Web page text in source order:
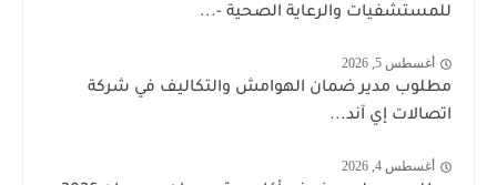
للمستشفيات والرعاية الصحية -...
أغسطس 5, 2026
مطلوب مدير ضمان الهوامش والتكاليف في شركة
اتصالات إي آند...
أغسطس 4, 2026